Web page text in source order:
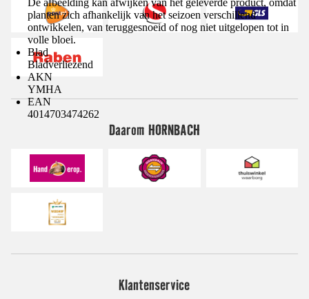
De afbeelding kan afwijken van het geleverde product, omdat
planten zich afhankelijk van het seizoen verschillend
ontwikkelen, van teruggesnoeid of nog niet uitgelopen tot in
volle bloei.
Blad
Bladverliezend
AKN
YMHA
EAN
4014703474262
Daarom HORNBACH
Klantenservice